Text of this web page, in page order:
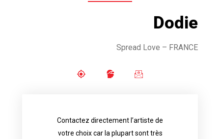
Dodie
Spread Love – FRANCE
Contactez directement l’artiste de
votre choix car la plupart sont très